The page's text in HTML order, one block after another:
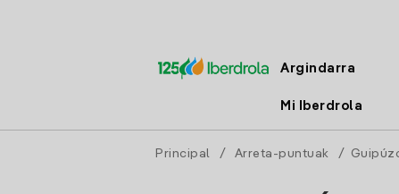
Argindarra
Mi Iberdrola
Principal / Arreta-puntuak /